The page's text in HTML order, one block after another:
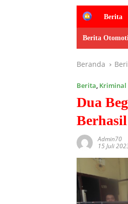
H
m
e
Berita
Berita
Beranda
Berita, Kriminal
Dua
Admin70
15 Juli